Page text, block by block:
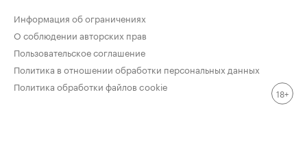
Информация об ограничениях
О соблюдении авторских прав
Пользовательское соглашение
Политика в отношении обработки персональных данных
Политика обработки файлов cookie
18+